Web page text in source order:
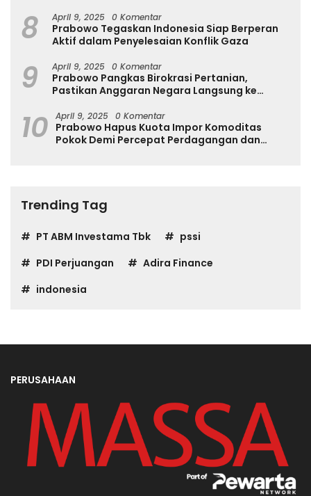
8 April 9, 2025 0 Komentar
Prabowo Tegaskan Indonesia Siap Berperan
Aktif dalam Penyelesaian Konflik Gaza
9 April 9, 2025 0 Komentar
Prabowo Pangkas Birokrasi Pertanian,
Pastikan Anggaran Negara Langsung ke
10 April 9, 2025 0 Komentar
Prabowo Hapus Kuota Impor Komoditas
Pokok Demi Percepat Perdagangan dan
Trending Tag
PT ABM Investama Tbk
pssi
PDI Perjuangan
Adira Finance
indonesia
PERUSAHAAN